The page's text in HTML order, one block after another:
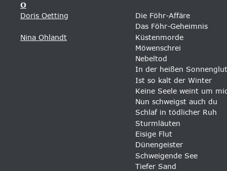
O
Doris Oetting
Die Föhr-Affäre
Das Föhr-Geheimnis
Nina Ohlandt
Küstenmorde
Möwenschrei
Nebeltod
In der heißen Sonnenglut
Ist so kalt der Winter
Keine Seele weint um
Nun schweigst auch du
Schlaf in tödlicher Ruh
Sturmläuten
Eisige Flut
Dünengeister
Schweigende See
Tiefer Sand